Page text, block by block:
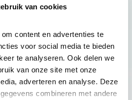
van cookies
content en advertenties te
voor social media te bieden
te analyseren. Ook delen we
van onze site met onze
adverteren en analyse. Deze
combineren met andere